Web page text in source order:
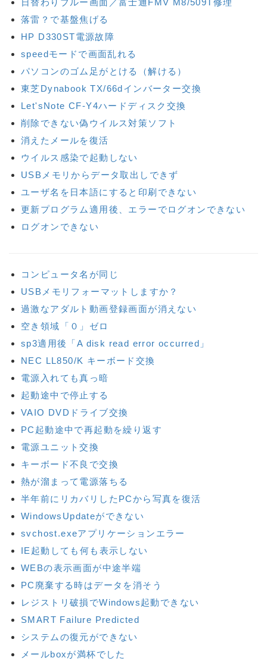
日替わりブルー画面／富士通FMV M8/509T修理
落雷？で基盤焦げる
HP D330ST電源故障
speedモードで画面乱れる
パソコンのゴム足がとける（解ける）
東芝Dynabook TX/66dインバーター交換
Let'sNote CF-Y4ハードディスク交換
削除できない偽ウイルス対策ソフト
消えたメールを復活
ウイルス感染で起動しない
USBメモリからデータ取出しできず
ユーザ名を日本語にすると印刷できない
更新プログラム適用後、エラーでログオンできない
ログオンできない
コンピュータ名が同じ
USBメモリフォーマットしますか？
過激なアダルト動画登録画面が消えない
空き領域「０」ゼロ
sp3適用後「A disk read error occurred」
NEC LL850/K キーボード交換
電源入れても真っ暗
起動途中で停止する
VAIO DVDドライブ交換
PC起動途中で再起動を繰り返す
電源ユニット交換
キーボード不良で交換
熱が溜まって電源落ちる
半年前にリカバリしたPCから写真を復活
WindowsUpdateができない
svchost.exeアプリケーションエラー
IE起動しても何も表示しない
WEBの表示画面が中途半端
PC廃棄する時はデータを消そう
レジストリ破損でWindows起動できない
SMART Failure Predicted
システムの復元ができない
メールboxが満杯でした